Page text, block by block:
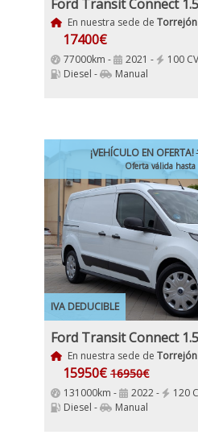
En nuestra sede de
17400€
77000km - 2021 -
100 CV
Diesel -
Manual
IVA DEDUCIBLE
¡VEHÍCULO EN OFERTA!
Oferta válida hasta
En nuestra sede de
15950€ 16950€
131000km - 2022 -
120
Diesel -
Manual